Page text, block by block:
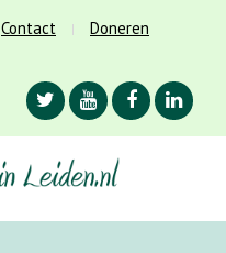
Contact
Doneren